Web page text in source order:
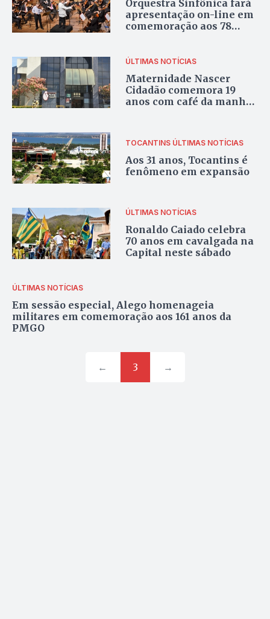
Orquestra Sinfônica fará
apresentação on-line em
comemoração aos 78
ÚLTIMAS NOTÍCIAS
Maternidade Nascer
Cidadão comemora 19
anos com café da manhã
TOCANTINS ÚLTIMAS NOTÍCIAS
Aos 31 anos, Tocantins é
fenômeno em expansão
ÚLTIMAS NOTÍCIAS
Ronaldo Caiado celebra
70 anos em cavalgada na
Capital neste sábado
ÚLTIMAS NOTÍCIAS
Em sessão especial, Alego homenageia
militares em comemoração aos 161 anos da
PMGO
← 3 →